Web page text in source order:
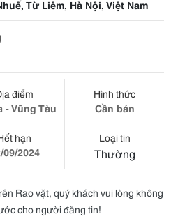
Từ Liêm, Hà Nội, Việt Nam
điểm
- Vũng Tàu
Hình thức
Cần bán
hạn
09/2024
Loại tin
Thường
Rao vặt, quý khách vui lòng không
cho người đăng tin!